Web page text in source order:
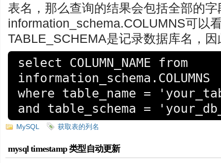
表名，那么查询的结果会包括全部的
information_schema.COLUMNS可以
TABLE_SCHEMA是记录数据库名，
select COLUMN_NAME from
information_schema.COLUMNS
where table_name =
MySQL 获取表的列名
mysql timestamp 类型自动更新